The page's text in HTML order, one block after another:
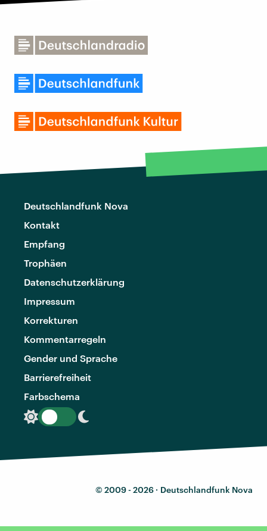
Deutschlandfunk Nova
Kontakt
Empfang
Trophäen
Datenschutzerklärung
Impressum
Korrekturen
Kommentarregeln
Gender und Sprache
Barrierefreiheit
Farbschema
© 2009 - 2026 · Deutschlandfunk Nova